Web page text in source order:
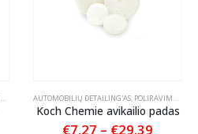
POLIRAVIMO PADAI
AUTOMOBILIŲ DETAILING'AS, POLIRAVIMO PADAI
Koch Chemie avikailio padas
€7.27 – €29.39